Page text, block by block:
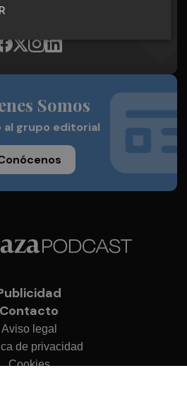
desde cualquier medio
Somos
al grupo editorial
Contacto
Aviso legal
de privacidad
Cookies